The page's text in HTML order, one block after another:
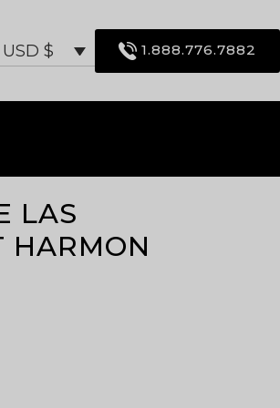
USD $ 1.888.776.7882
LAS
HARMON